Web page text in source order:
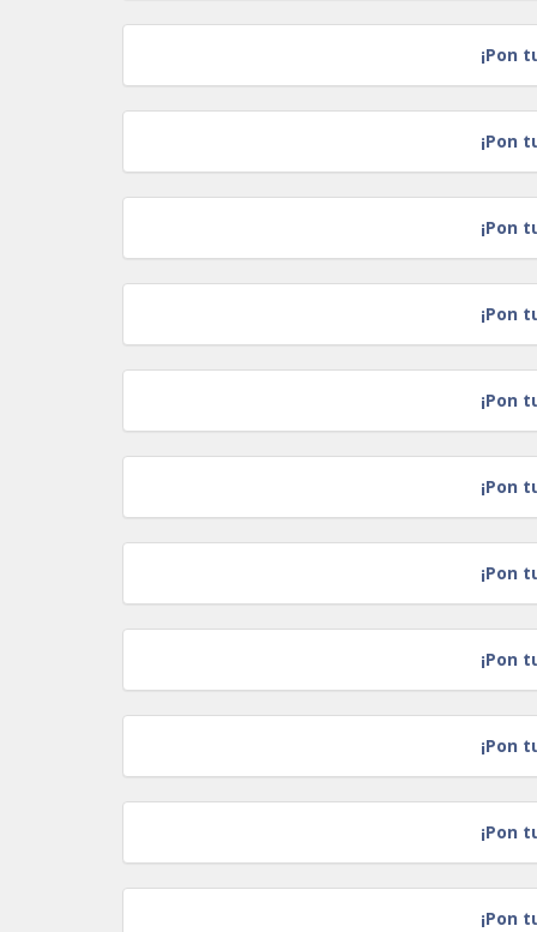
¡Pon
¡Pon
¡Pon
¡Pon
¡Pon
¡Pon
¡Pon
¡Pon
¡Pon
¡Pon
¡Pon